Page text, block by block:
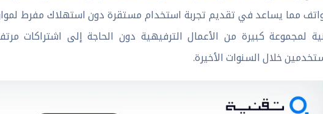
مما يساعد في تقديم تجربة استخدام مستقرة دون استهلاك مفرط
لمجموعة كبيرة من الأعمال الترفيهية دون الحاجة إلى اشتراكات
خلال السنوات الأخيرة.